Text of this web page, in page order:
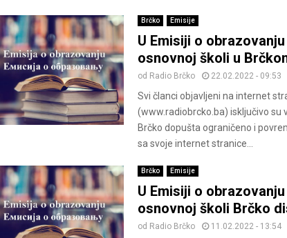
Brčko Emisije
U Emisiji o
osnovnoj školi u
od Radio Brčko 22.02.2022 - 09:53
Svi članci objavljeni na internet
(www.radiobrcko.ba) isključivo su
Brčko dopušta ograničeno i
sa svoje internet stranice...
Brčko Emisije
U Emisiji o
osnovnoj školi Brčko
od Radio Brčko 11.02.2022 - 13:54